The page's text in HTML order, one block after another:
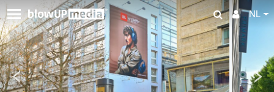
NL